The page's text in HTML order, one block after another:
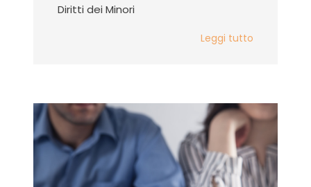
Diritti dei Minori
Leggi tutto